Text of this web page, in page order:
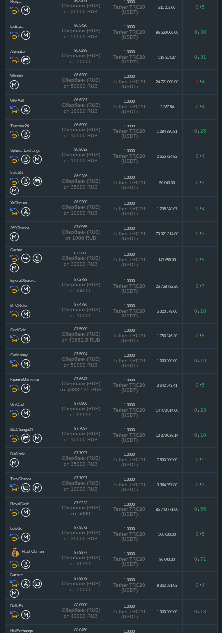
Искра
Сбербанк (RUB)
от 20000 RUB
1.0000
Tether TRC20
(USDT)
211 253.00 0 / 5
ExBaza 86.5426
Сбербанк (RUB)
от 50000 RUB
1.0000
Tether TRC20
(USDT)
96 560 000.00 0 / 30
AlpinaEx 86.6299
Сбербанк (RUB)
от 50000
1.0000
Tether TRC20
(USDT)
518 314.37 0 / 31
Wirebit 86.6300
Сбербанк (RUB)
от 50000 RUB
1.0000
Tether TRC20
(USDT)
24 721 000.00 1 / 4
WMSell 86.6387
Сбербанк (RUB)
от 10000 RUB
1.0000
Tether TRC20
(USDT)
2 367.54 0 / 4
Transfer24 86.6900
Сбербанк (RUB)
от 10000 RUB
1.0000
Tether TRC20
(USDT)
1 384 390.81 0 / 25
Sphera-Exchange 86.8632
Сбербанк (RUB)
от 10000 RUB
1.0000
Tether TRC20
(USDT)
2 655 724.82 0 / 4
InstaBit
86.9286
Сбербанк (RUB)
от 35000 RUB
1.0000
Tether TRC20
(USDT)
50 000.00 0 / 3
YaObmen 86.9300
Сбербанк (RUB)
от 10000 RUB
1.0000
Tether TRC20
(USDT)
1 235 348.07 0 / 4
369Change 87.0965
Сбербанк (RUB)
от 1000 RUB
1.0000
Tether TRC20
(USDT)
70 321 314.00 0 / 3
Cerber
87.2600
Сбербанк (RUB)
от 30000 RUB
1.0000
Tether TRC20
(USDT)
147 658.00 0 / 8
БухтаОбмена 87.2788
Сбербанк (RUB)
от 24000
1.0000
Tether TRC20
(USDT)
26 758 732.26 0 / 7
BTCRotor 87.4796
Сбербанк (RUB)
от 10000
1.0000
Tether TRC20
(USDT)
5 020 079.00 0 / 10
CoolCoin 87.5000
Сбербанк (RUB)
от 43662.5 RUB
1.0000
Tether TRC20
(USDT)
1 750 046.30 0 / 8
GetMoney 87.5004
Сбербанк (RUB)
от 50000 RUB
1.0000
Tether TRC20
(USDT)
1 000 000.00 0 / 19
КриптоМенялка 87.6647
Сбербанк (RUB)
от 43832.35 RUB
1.0000
Tether TRC20
(USDT)
3 642 543.41 0 / 5
UniCash 87.6900
Сбербанк (RUB)
от 99999
1.0000
Tether TRC20
(USDT)
14 472 614.00 0 / 23
BtcChange24 87.7097
Сбербанк (RUB)
от 10000 RUB
1.0000
Tether TRC20
(USDT)
13 370 038.14 0 / 10
BitWorld 87.7097
Сбербанк (RUB)
от 35000 RUB
1.0000
Tether TRC20
(USDT)
7 500 000.00 0 / 5
TroyChange 87.7097
Сбербанк (RUB)
от 10000 RUB
1.0000
Tether TRC20
(USDT)
3 364 057.80 0 / 3
RoyalCash 87.9223
Сбербанк (RUB)
от 5000
1.0000
Tether TRC20
(USDT)
85 740 771.00 0 / 55
LetsGo 87.9572
Сбербанк (RUB)
от 30000 RUB
1.0000
Tether TRC20
(USDT)
500 000.00 0 / 5
FlashObmen 87.9977
Сбербанк (RUB)
от 26399
1.0000
Tether TRC20
(USDT)
80 000.00 0 / 71
Битокс
87.9978
Сбербанк (RUB)
от 50000
1.0000
Tether TRC20
(USDT)
8 362 681.03 0 / 4
Doll-Ex 88.0000
Сбербанк (RUB)
от 40000 RUB
1.0000
Tether TRC20
(USDT)
1 000 000.00 0 / 13
NixExchange 88.0450 1.0000